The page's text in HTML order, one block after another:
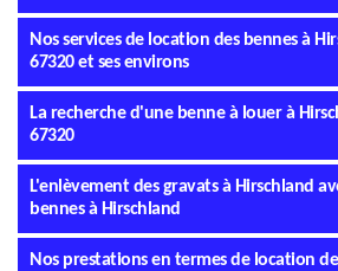
Nos services de location des bennes à
67320 et ses environs
La recherche d'une benne à louer à
67320
L'enlèvement des gravats à Hirschland
bennes à Hirschland
Nos prestations en termes de location